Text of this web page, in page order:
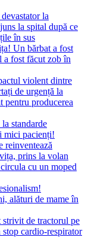
la
la spital după ce
în sus
Un bărbat a fost
a fost făcut zob în
violent dintre
de urgență la
pentru producerea
standarde
mici pacienți!
reinventează
prins la volan
cu un moped
alături de mame în
strivit de tractorul pe
cardio-respirator